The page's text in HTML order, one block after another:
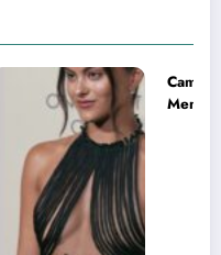
Camila
Mendes